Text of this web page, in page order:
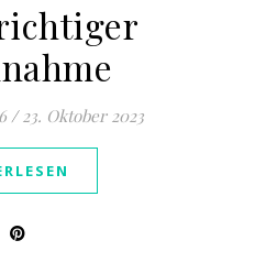
/ 23. Oktober 2023